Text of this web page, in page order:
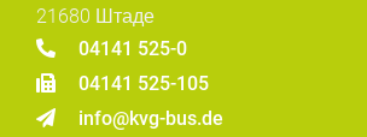
21680 Штаде
04141 525-0
04141 525-105
info@kvg-bus.de